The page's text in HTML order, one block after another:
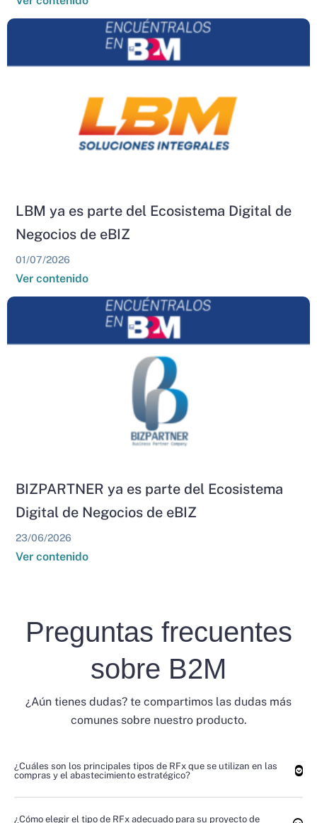
LBM ya es parte del Ecosistema Digital de
Negocios de eBIZ
01/07/2026
Ver contenido
BIZPARTNER ya es parte del Ecosistema
Digital de Negocios de eBIZ
23/06/2026
Ver contenido
Preguntas frecuentes
sobre B2M
¿Aún tienes dudas? te compartimos las dudas más
comunes sobre nuestro producto.
¿Cuáles son los principales tipos de RFx que se utilizan en las
compras y el abastecimiento estratégico?
¿Cómo elegir el tipo de RFx adecuado para su proyecto de